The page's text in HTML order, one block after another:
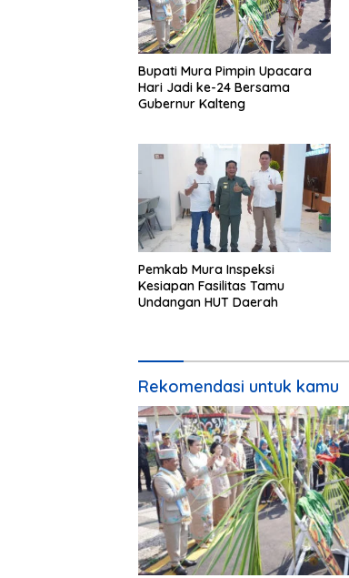
Bupati Mura Pimpin Upacara
Hari Jadi ke-24 Bersama
Gubernur Kalteng
Pemkab Mura Inspeksi
Kesiapan Fasilitas Tamu
Undangan HUT Daerah
Rekomendasi untuk kamu